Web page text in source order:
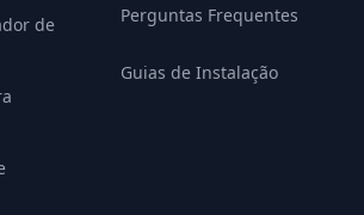
de
Perguntas Frequentes
Guias de Instalação